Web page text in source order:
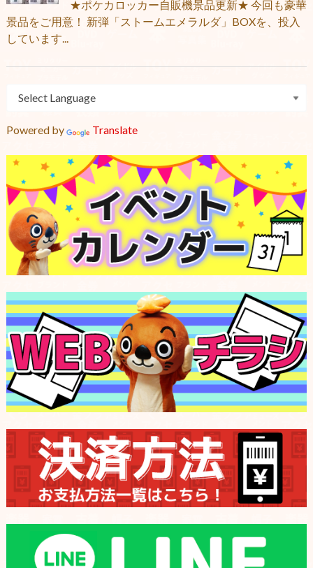
★ポケカロッカー自販機景品更新★ 今回も豪華
景品をご用意！ 新弾「ストームエメラルダ」BOXを、投入
しています...
Powered by Translate